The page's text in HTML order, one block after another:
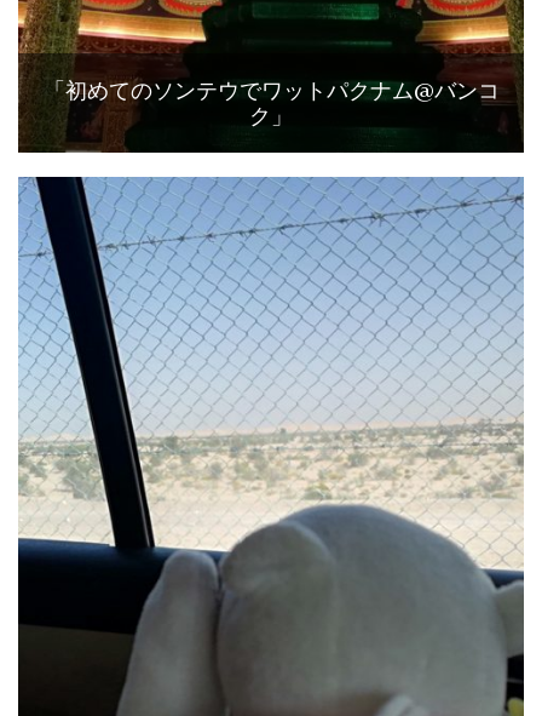
「初めてのソンテウでワットパクナム@バンコ
ク」